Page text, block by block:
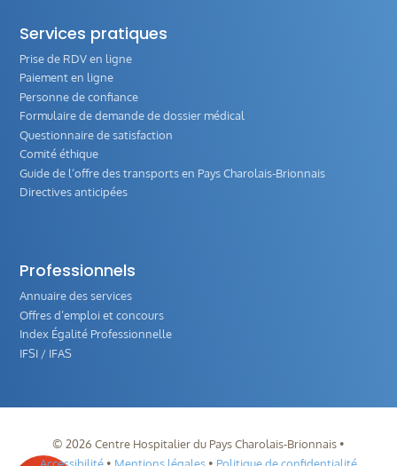
Services pratiques
Prise de RDV en ligne
Paiement en ligne
Personne de confiance
Formulaire de demande de dossier médical
Questionnaire de satisfaction
Comité éthique
Guide de l‘offre des transports en Pays Charolais-Brionnais
Directives anticipées
Professionnels
Annuaire des services
Offres d’emploi et concours
Index Égalité Professionnelle
IFSI / IFAS
© 2026 Centre Hospitalier du Pays Charolais-Brionnais •
Accessibilité• Mentions légales• Politique de confidentialité